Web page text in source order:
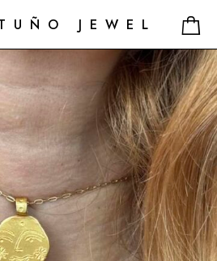
JEWELRY